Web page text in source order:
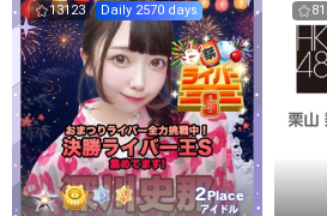
13123 Daily 2570 days
2Place
アイドル